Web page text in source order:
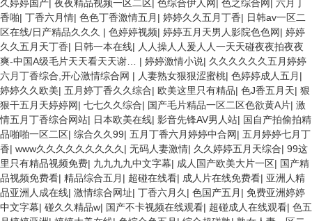
久婷婷国产| 夜夜精品视频一区二区| 色综合伊人网| 色之综合网| 六月丁
香啪| 丁香六月情| 色色丁香激情五月 | 婷婷久久五月丁香| 日韩av一区二
区在线/日产精品久久久 | 色婷婷视频| 婷婷五月天男人影院色色网| 婷婷
久久五月天丁香| 日韩一本在线| 人人操人人爰人人一天天碰夜夜拍夜夜
爽-中国A级毛片天天看天天谢… | 婷婷激情小说| 久久久久久久五月婷婷
六月丁香综合,开心激情综合网 | 人妻熟女狠狠涩蜜桃| 色婷婷成人五月 |
婷婷久久欧美| 五月婷丁香久久综合| 欧美这里只有精品| 色J香五月天| 狠
狠干五月天婷婷网| 七七久久综合| 国产毛片精品一区二区色欲黄A片| 激
情五月丁香综合网站| 日本欧美在线| 影音先锋AV男人站| 国自产拍偷拍精
品啪啪一区二区| 综合久久99| 五月丁香六月婷婷中合网| 五月婷婷七月丁
香| www久久久久久久久久久 | 无码人妻激情| 久久婷婷五月天综合| 99这
里只有精品视频免费| 九九九九中文字幕| 成人国产欧美大片一区| 国产精
品视频免费看| 精品综合五月 | 超碰在线看| 成人片在线免费看| 亚洲人精
品亚洲人成在线| 激情综合网址| 丁香六月久 | 色国产五月 | 免费亚洲婷婷
中文字幕| 碰久久精品w| 国产不卡视频在线观看| 超碰成人在线观看| 色五